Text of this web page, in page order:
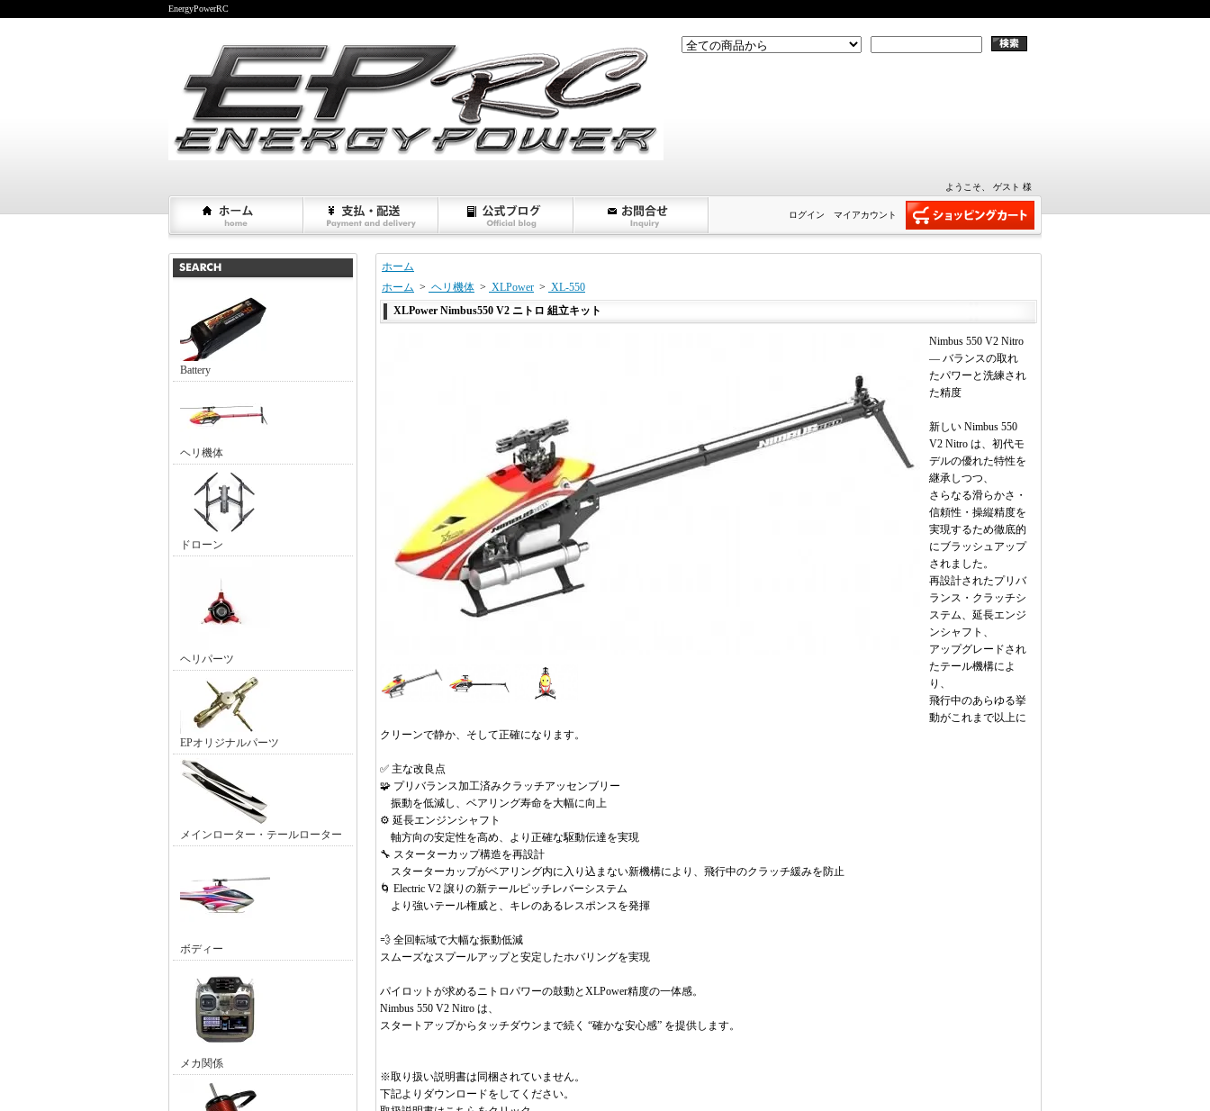
EnergyPowerRC
ようこそ、 ゲスト 様
マイアカウント
ログイン
Battery
ヘリ機体
ドローン
ヘリパーツ
EPオリジナルパーツ
メインローター・テールローター
ボディー
メカ関係
ホーム
ホーム > ヘリ機体 > XLPower > XL-550
XLPower Nimbus550 V2 ニトロ 組立キット
Nimbus 550 V2 Nitro
— バランスの取れ
たパワーと洗練され
た精度
新しい Nimbus 550
V2 Nitro は、初代モ
デルの優れた特性を
継承しつつ、
さらなる滑らかさ・
信頼性・操縦精度を
実現するため徹底的
にブラッシュアップ
されました。
再設計されたプリバ
ランス・クラッチシ
ステム、延長エンジ
ンシャフト、
アップグレードされ
たテール機構によ
り、
飛行中のあらゆる挙
動がこれまで以上に
クリーンで静か、そして正確になります。
✅ 主な改良点
🧩 プリバランス加工済みクラッチアッセンブリー
振動を低減し、ベアリング寿命を大幅に向上
⚙️ 延長エンジンシャフト
軸方向の安定性を高め、より正確な駆動伝達を実現
🔧 スターターカップ構造を再設計
スターターカップがベアリング内に入り込まない新機構により、飛行中のクラッチ緩みを防止
🌀 Electric V2 譲りの新テールピッチレバーシステム
より強いテール権威と、キレのあるレスポンスを発揮
💨 全回転域で大幅な振動低減
スムーズなスプールアップと安定したホバリングを実現
パイロットが求めるニトロパワーの鼓動とXLPower精度の一体感。
Nimbus 550 V2 Nitro は、
スタートアップからタッチダウンまで続く “確かな安心感” を提供します。
※取り扱い説明書は同梱されていません。
下記よりダウンロードをしてください。